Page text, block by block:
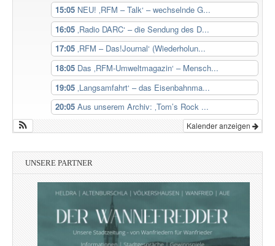
15:05 NEU! ‚RFM – Talk‘ – wechselnde G...
16:05 ‚Radio DARC‘ – die Sendung des D...
17:05 ‚RFM – Das!Journal‘ (Wiederholun...
18:05 Das ‚RFM-Umweltmagazin‘ – Mensch...
19:05 ‚Langsamfahrt‘ – das Eisenbahnma...
20:05 Aus unserem Archiv: ‚Tom’s Rock ...
Kalender anzeigen
UNSERE PARTNER